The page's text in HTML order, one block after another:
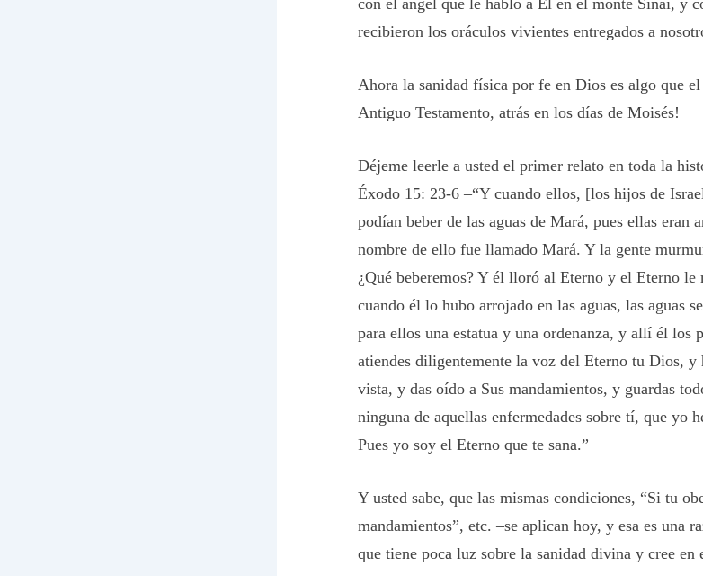
con el ángel que le habló a Él en el monte Sinai, y
recibieron los oráculos vivientes entregados a
Ahora la sanidad física por fe en Dios es algo que
Antiguo Testamento, atrás en los días de Moisés!
Déjeme leerle a usted el primer relato en toda la
Éxodo 15: 23-6 –“Y cuando ellos, [los hijos de
podían beber de las aguas de Mará, pues ellas eran
nombre de ello fue llamado Mará. Y la gente
¿Qué beberemos? Y él lloró al Eterno y el Eterno
cuando él lo hubo arrojado en las aguas, las aguas
para ellos una estatua y una ordenanza, y allí él los
atiendes diligentemente la voz del Eterno tu Dios, y
vista, y das oído a Sus mandamientos, y guardas
ninguna de aquellas enfermedades sobre tí, que yo
Pues yo soy el Eterno que te sana.”
Y usted sabe, que las mismas condiciones, “Si tu
mandamientos”, etc. –se aplican hoy, y esa es una
que tiene poca luz sobre la sanidad divina y cree en